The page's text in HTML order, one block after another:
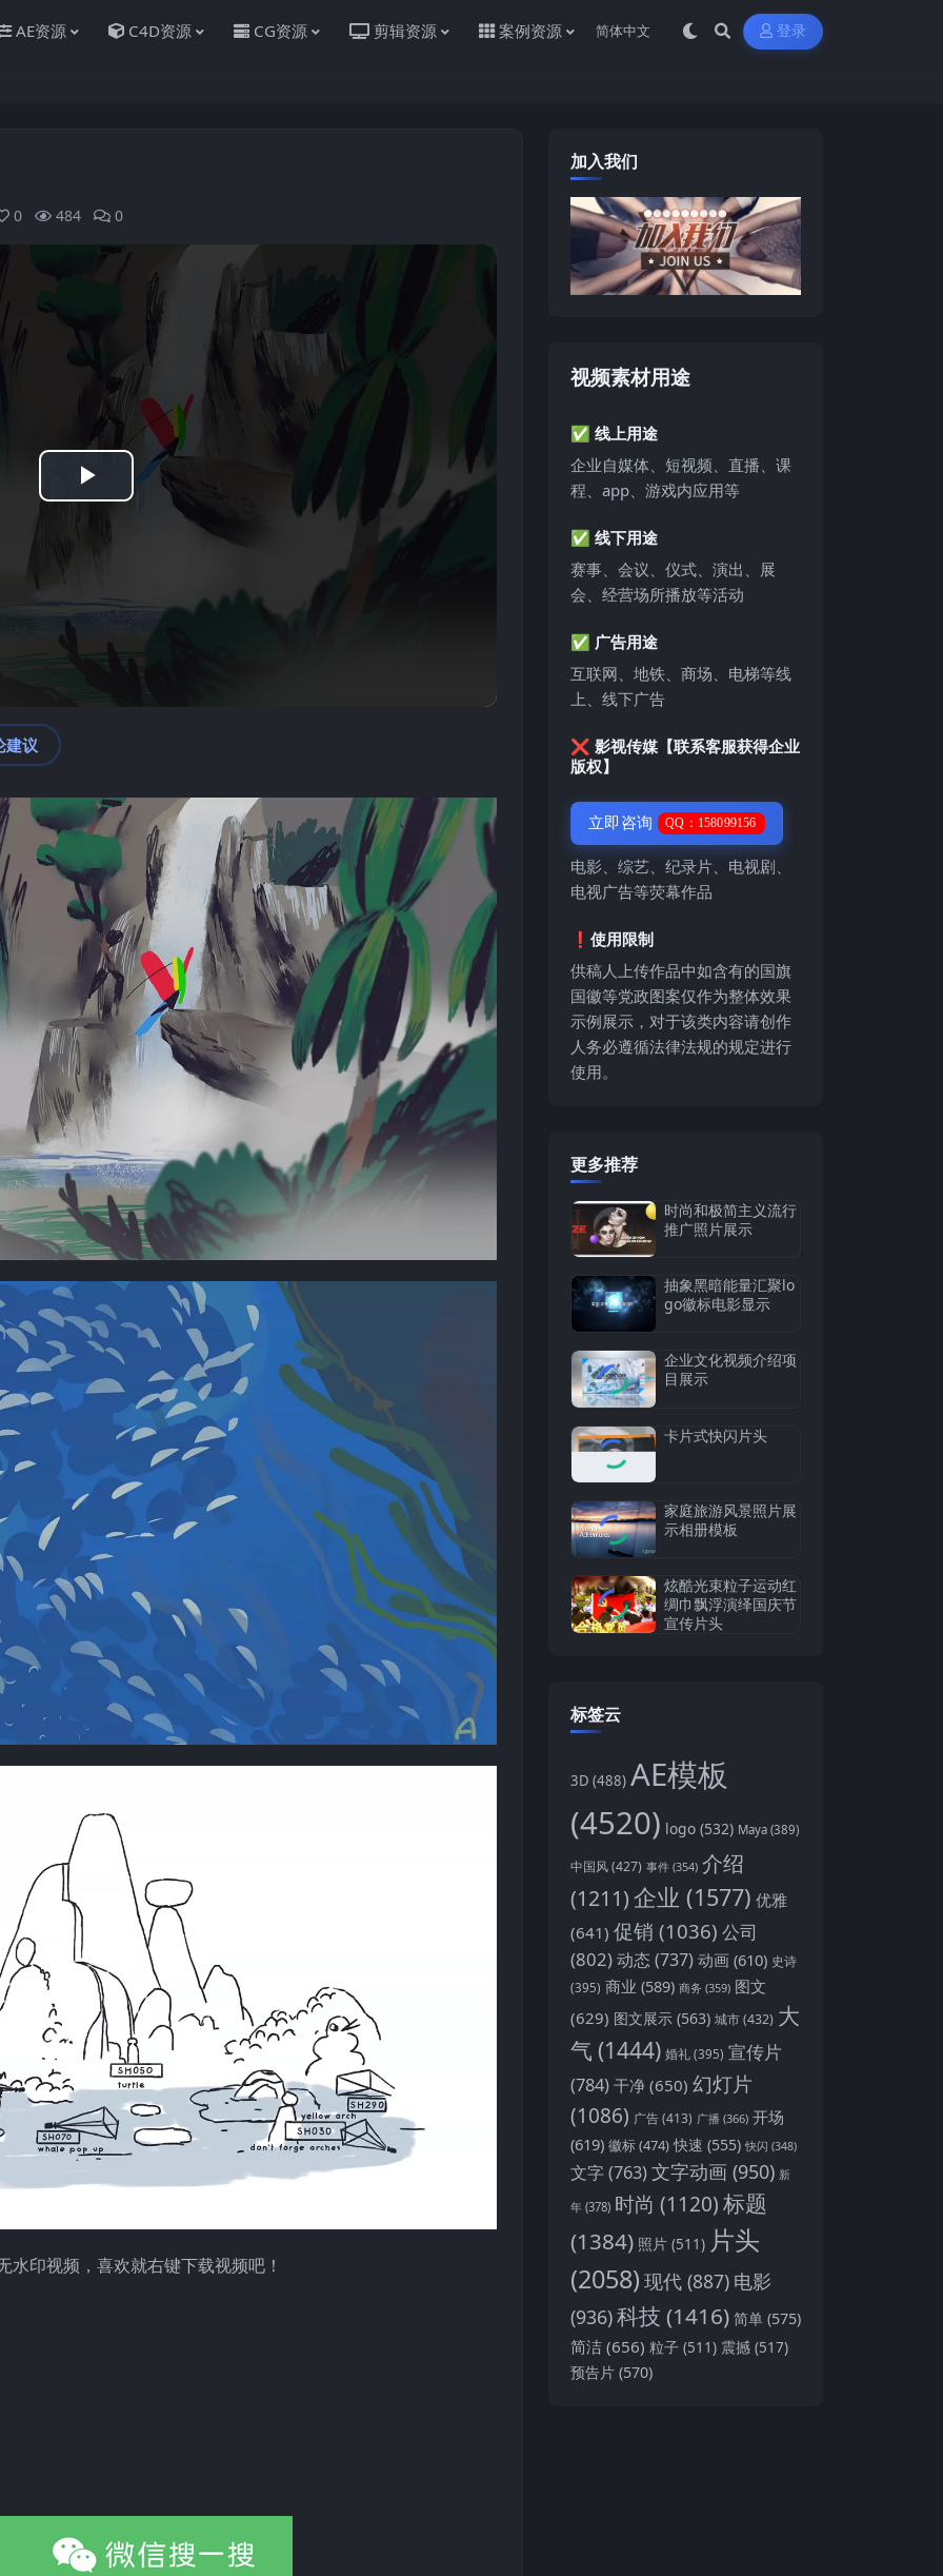
AE资源 C4D资源 CG资源 剪辑资源 案例资源 登录
0 484 0
Play
Video
建议
印视频，喜欢就右键下载视频吧！
加入我们
视频素材用途
✅ 线上用途
企业自媒体、短视频、直播、课
程、app、游戏内应用等
✅ 线下用途
赛事、会议、仪式、演出、展
会、经营场所播放等活动
✅ 广告用途
互联网、地铁、商场、电梯等线
上、线下广告
❌ 影视传媒【联系客服获得企业
版权】
立即咨询 QQ：158099156
电影、综艺、纪录片、电视剧、
电视广告等荧幕作品
❗️使用限制
供稿人上传作品中如含有的国旗
国徽等党政图案仅作为整体效果
示例展示，对于该类内容请创作
人务必遵循法律法规的规定进行
使用。
更多推荐
时尚和极简主义流行
推广照片展示
抽象黑暗能量汇聚lo
go徽标电影显示
企业文化视频介绍项
目展示
卡片式快闪片头
家庭旅游风景照片展
示相册模板
炫酷光束粒子运动红
绸巾飘浮演绎国庆节
宣传片头
标签云
3D (488) AE模板
(4520) logo (532) Maya (389)
中国风(427) 事件 (354) 介绍
(1211)企业 (1577) 优雅
(641) 促销 (1036) 公司
(802)动态 (737) 动画 (610) 史诗
(395) 商业 (589) 商务 (359) 图文
(629) 图文展示 (563) 城市(432) 大
气 (1444) 婚礼 (395) 宣传片
(784) 干净 (650) 幻灯片
(1086) 广告(413) 广播 (366) 开场
(619) 徽标(474) 快速 (555) 快闪 (348)
文字(763)文字动画 (950) 新
年 (378) 时尚 (1120)标题
(1384) 照片 (511) 片头
(2058) 现代 (887) 电影
(936)科技 (1416) 简单 (575)
简洁 (656) 粒子 (511) 震撼 (517)
预告片 (570)